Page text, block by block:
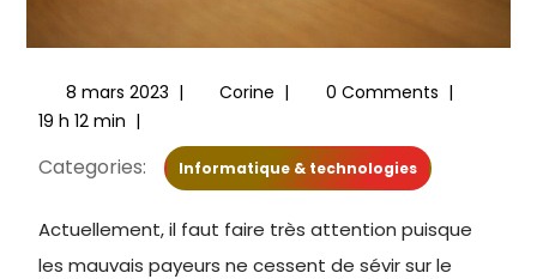
8 mars 2023 | Corine | 0 Comments |
19 h 12 min |
Categories: Informatique & technologies
Actuellement, il faut faire très attention puisque
les mauvais payeurs ne cessent de sévir sur le